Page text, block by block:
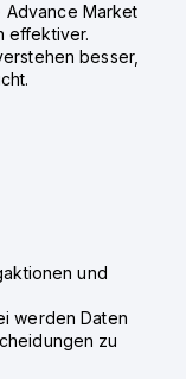
Advance Market
effektiver.
besser,
und
werden Daten
zu